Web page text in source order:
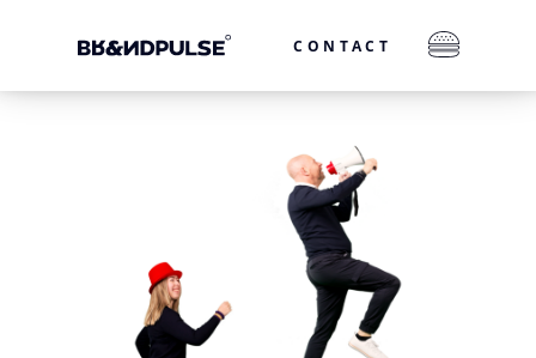
CONTACT